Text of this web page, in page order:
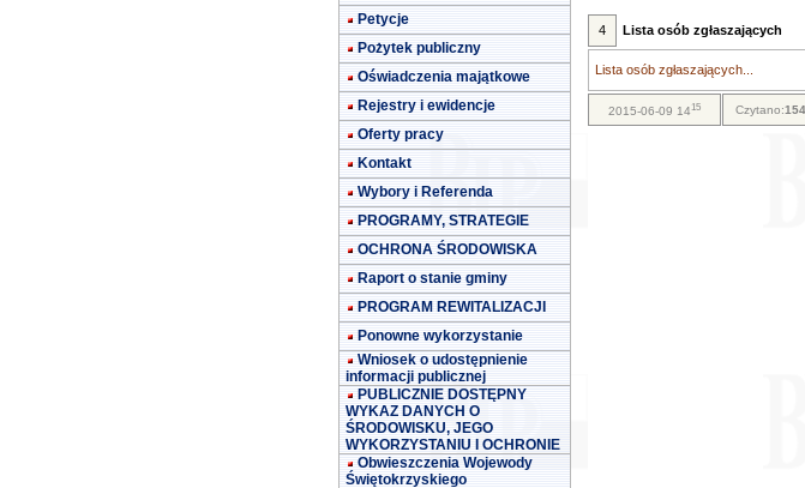
Petycje
Pożytek publiczny
Oświadczenia majątkowe
Rejestry i ewidencje
Oferty pracy
Kontakt
Wybory i Referenda
PROGRAMY, STRATEGIE
OCHRONA ŚRODOWISKA
Raport o stanie gminy
PROGRAM REWITALIZACJI
Ponowne wykorzystanie
Wniosek o udostępnienie
informacji publicznej
PUBLICZNIE DOSTĘPNY
WYKAZ DANYCH O
ŚRODOWISKU, JEGO
WYKORZYSTANIU I OCHRONIE
Obwieszczenia Wojewody
Świętokrzyskiego
4 Lista osób zgłaszających
Lista osób zgłaszających...
2015-06-09 1415 Czytano: